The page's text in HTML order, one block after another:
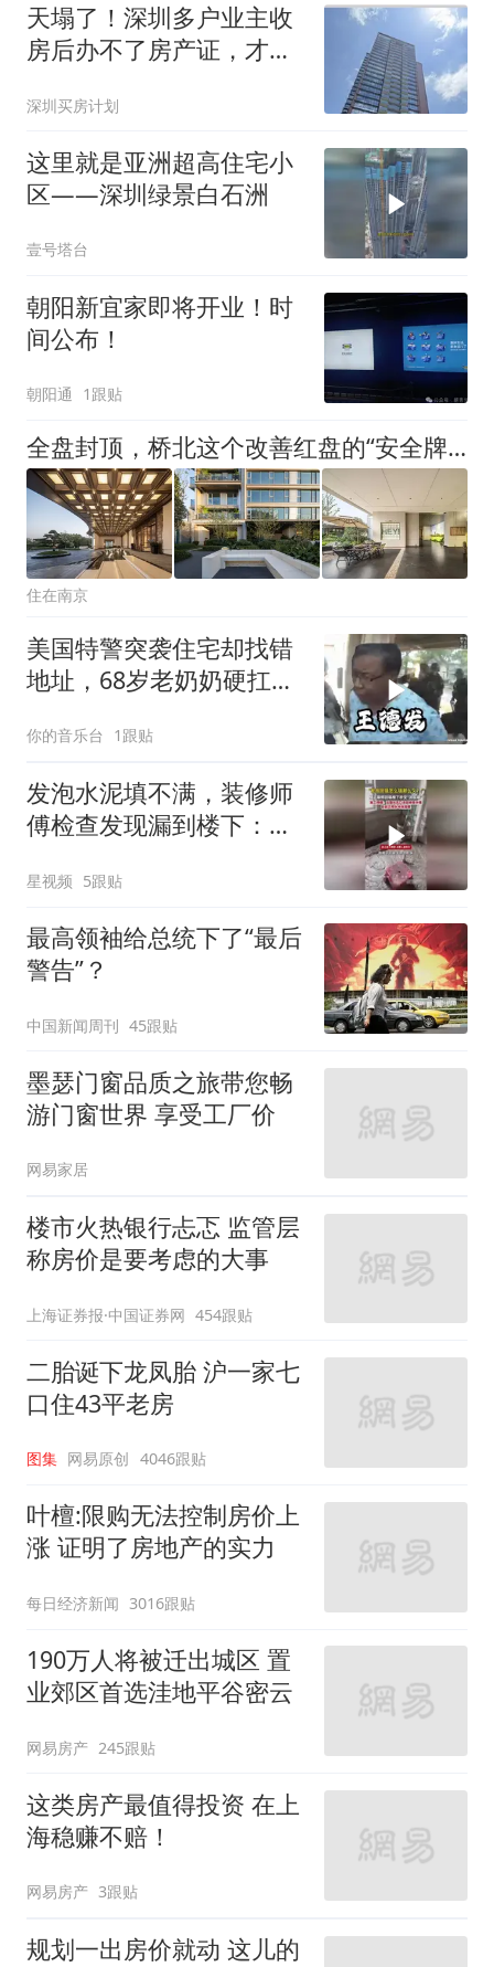
天塌了！深圳多户业主收
房后办不了房产证，才发
深圳买房计划
这里就是亚洲超高住宅小
区——深圳绿景白石洲
壹号塔台
朝阳新宜家即将开业！时
间公布！
朝阳通 1跟贴
全盘封顶，桥北这个改善红盘的“安全牌”，打到了极致！
住在南京
美国特警突袭住宅却找错
地址，68岁老奶奶硬扛两
你的音乐台 1跟贴
发泡水泥填不满，装修师
傅检查发现漏到楼下：出
星视频 5跟贴
最高领袖给总统下了“最后
警告”？
中国新闻周刊 45跟贴
墨瑟门窗品质之旅带您畅
游门窗世界 享受工厂价
网易家居
楼市火热银行忐忑 监管层
称房价是要考虑的大事
上海证券报·中国证券网 454跟贴
二胎诞下龙凤胎 沪一家七
口住43平老房
图集 网易原创 4046跟贴
叶檀:限购无法控制房价上
涨 证明了房地产的实力
每日经济新闻 3016跟贴
190万人将被迁出城区 置
业郊区首选洼地平谷密云
网易房产 245跟贴
这类房产最值得投资 在上
海稳赚不赔！
网易房产 3跟贴
规划一出房价就动 这儿的